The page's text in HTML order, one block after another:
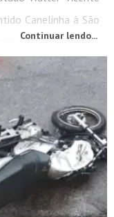
Canelinha à São
no sentido
Continuar lendo...